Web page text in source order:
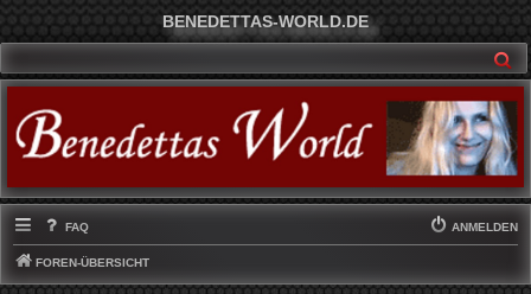
BENEDETTAS-WORLD.DE
FAQ ANMELDEN
FOREN-ÜBERSICHT